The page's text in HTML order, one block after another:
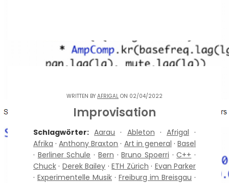
WRITTEN BY AFRIGAL ON 02/04/2022
Improvisation
Schlagwörter: Aarau · Ableton · Afrigal ·
Afrika ·Anthony Braxton · Art in general ·Basel
· Berliner Schule · Bern ·Bruno Spoerri ·C++ ·
Chuck · Derek Bailey ·ETH Zürich · Evan Parker
· Experimentelle Musik · Freiburg im Breisgau ·